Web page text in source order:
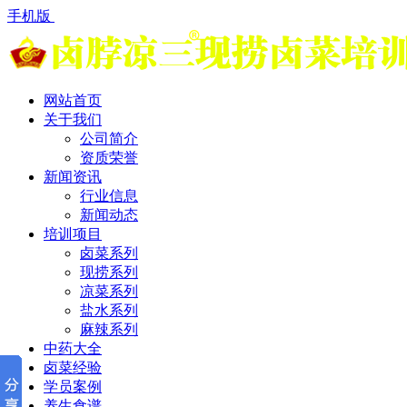
手机版
网站首页
关于我们
公司简介
资质荣誉
新闻资讯
行业信息
新闻动态
培训项目
卤菜系列
现捞系列
凉菜系列
盐水系列
麻辣系列
中药大全
卤菜经验
学员案例